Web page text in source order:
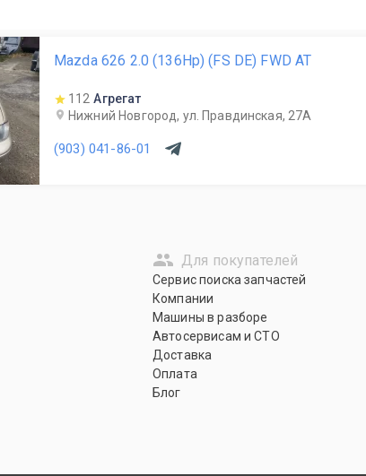
Mazda 626 2.0 (136Hp) (FS DE) FWD AT
112 Агрегат
Нижний Новгород, ул. Правдинская, 27А
(903) 041-86-01
Для покупателей
Сервис поиска запчастей
Компании
Машины в разборе
Автосервисам и СТО
Доставка
Оплата
Блог